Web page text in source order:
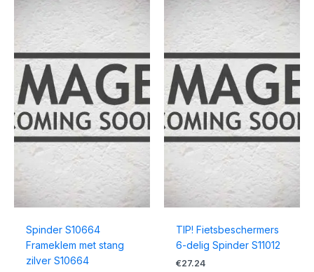
Spinder S10664
Frameklem met stang
zilver S10664
TIP! Fietsbeschermers
6-delig Spinder S11012
€27.24